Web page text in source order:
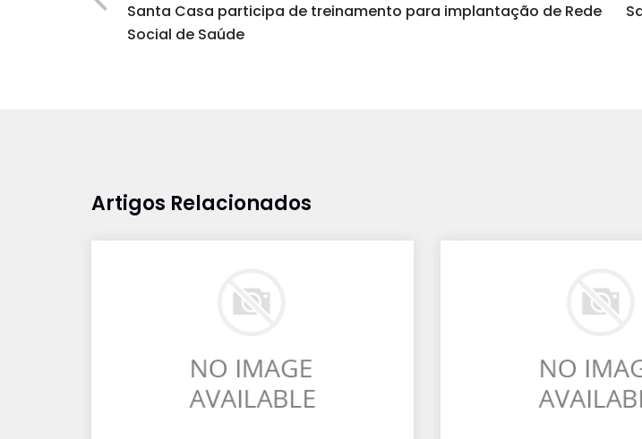
Santa Casa participa de treinamento para implantação de Rede
Social de Saúde
Artigos Relacionados